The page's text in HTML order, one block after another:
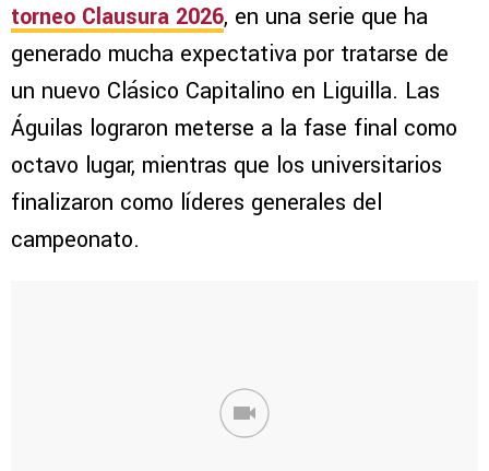
torneo Clausura 2026, en una serie que ha
generado mucha expectativa por tratarse de
un nuevo Clásico Capitalino en Liguilla. Las
Águilas lograron meterse a la fase final como
octavo lugar, mientras que los universitarios
finalizaron como líderes generales del
campeonato.